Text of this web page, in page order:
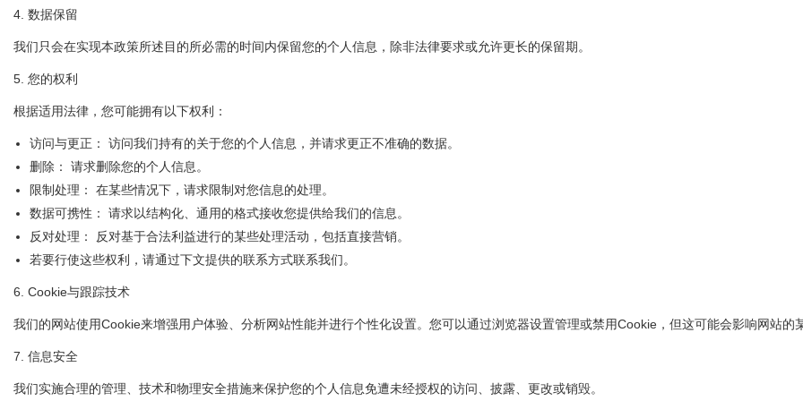
4. 数据保留
我们只会在实现本政策所述目的所必需的时间内保留您的个人信息，除非法律要求或允许更长的保留期。
5. 您的权利
根据适用法律，您可能拥有以下权利：
访问与更正： 访问我们持有的关于您的个人信息，并请求更正不准确的数据。
删除： 请求删除您的个人信息。
限制处理： 在某些情况下，请求限制对您信息的处理。
数据可携性： 请求以结构化、通用的格式接收您提供给我们的信息。
反对处理： 反对基于合法利益进行的某些处理活动，包括直接营销。
若要行使这些权利，请通过下文提供的联系方式联系我们。
6. Cookie与跟踪技术
我们的网站使用Cookie来增强用户体验、分析网站性能并进行个性化设置。您可以通过浏览器设置管理或禁用Cookie，但这可能会影响网站的
7. 信息安全
我们实施合理的管理、技术和物理安全措施来保护您的个人信息免遭未经授权的访问、披露、更改或销毁。